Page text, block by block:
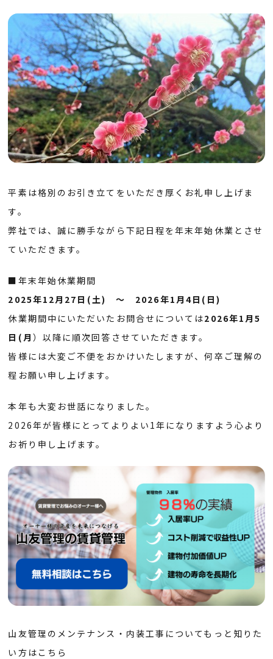
平素は格別のお引き立てをいただき厚くお礼申し上げま
す。
弊社では、誠に勝手ながら下記日程を年末年始休業とさせ
ていただきます。
■年末年始休業期間
2025年12月27日(土) ～ 2026年1月4日(日)
休業期間中にいただいたお問合せについては2026年1月5
日(月 ） 以降に順次回答させていただきます。
皆様には大変ご不便をおかけいたしますが、何卒ご理解の
程お願い申し上げます。
本年も大変お世話になりました。
2026年が皆様にとってよりよい1年になりますよう心より
お祈り申し上げます。
山友管理のメンテナンス・内装工事についてもっと知りた
い方はこちら